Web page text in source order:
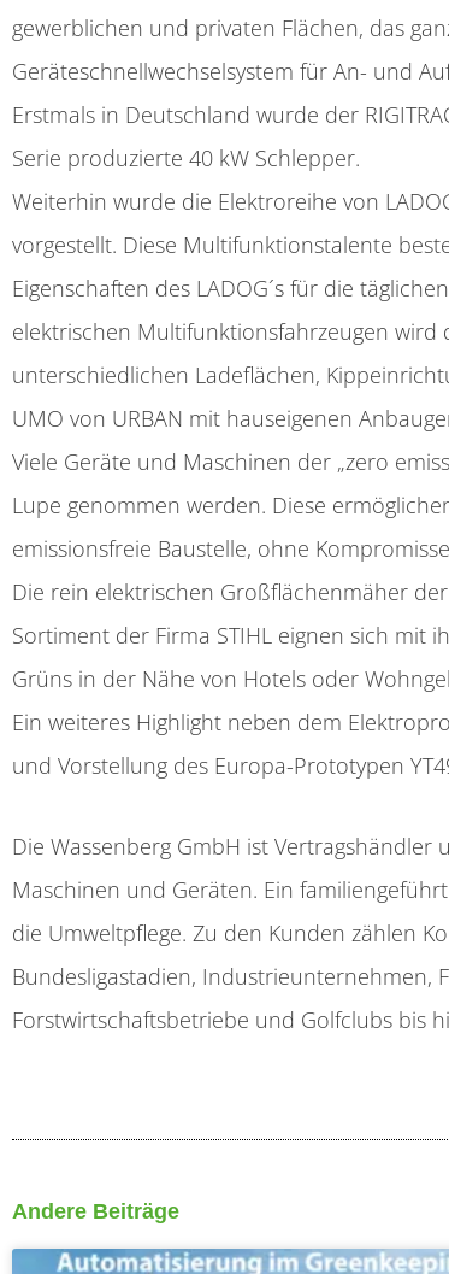
gewerblichen und privaten Flächen, das
Geräteschnellwechselsystem für An- und
Erstmals in Deutschland wurde der
Serie produzierte 40 kW Schlepper.
Weiterhin wurde die Elektroreihe von
vorgestellt. Diese Multifunktionstalente
Eigenschaften des LADOG´s für die
elektrischen Multifunktionsfahrzeugen wird
unterschiedlichen Ladeflächen,
UMO von URBAN mit hauseigenen
Viele Geräte und Maschinen der „zero
Lupe genommen werden. Diese
emissionsfreie Baustelle, ohne
Die rein elektrischen Großflächenmäher
Sortiment der Firma STIHL eignen sich mit
Grüns in der Nähe von Hotels oder
Ein weiteres Highlight neben dem
und Vorstellung des Europa-Prototypen
Die Wassenberg GmbH ist
Maschinen und Geräten. Ein
die Umweltpflege. Zu den Kunden zählen
Bundesligastadien, Industrieunternehmen,
Forstwirtschaftsbetriebe und Golfclubs bis
Andere Beiträge